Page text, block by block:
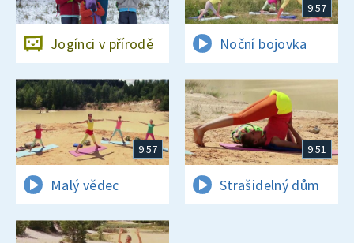
Jogínci v přírodě
9:57
Noční bojovka
9:57
Malý vědec
9:51
Strašidelný dům